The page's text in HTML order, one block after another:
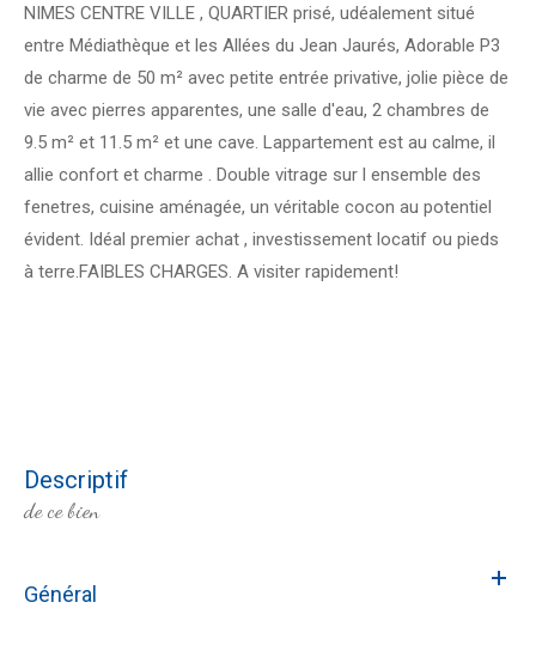
NIMES CENTRE VILLE , QUARTIER prisé, udéalement situé
entre Médiathèque et les Allées du Jean Jaurés, Adorable P3
de charme de 50 m² avec petite entrée privative, jolie pièce de
vie avec pierres apparentes, une salle d'eau, 2 chambres de
9.5 m² et 11.5 m² et une cave. Lappartement est au calme, il
allie confort et charme . Double vitrage sur l ensemble des
fenetres, cuisine aménagée, un véritable cocon au potentiel
évident. Idéal premier achat , investissement locatif ou pieds
à terre.FAIBLES CHARGES. A visiter rapidement!
descriptif
de ce bien
Général